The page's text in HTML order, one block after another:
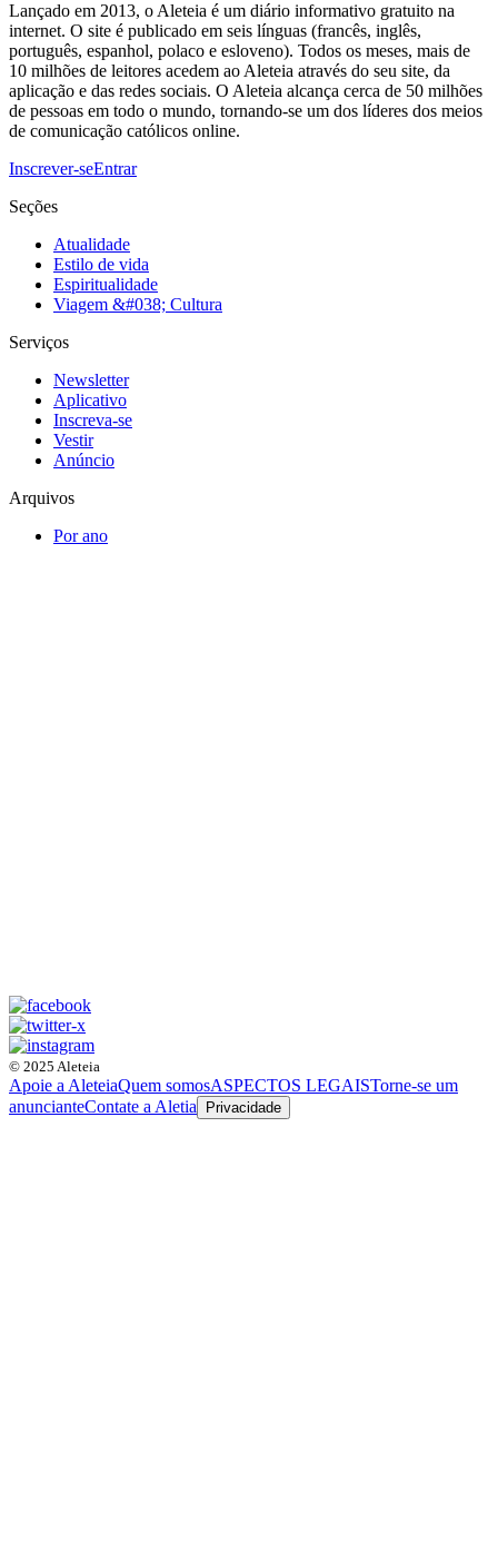
Lançado em 2013, o Aleteia é um diário informativo gratuito na
internet. O site é publicado em seis línguas (francês, inglês,
português, espanhol, polaco e esloveno). Todos os meses, mais de
10 milhões de leitores acedem ao Aleteia através do seu site, da
aplicação e das redes sociais. O Aleteia alcança cerca de 50 milhões
de pessoas em todo o mundo, tornando-se um dos líderes dos meios
de comunicação católicos online.
Inscrever-seEntrar
Seções
Atualidade
Estilo de vida
Espiritualidade
Viagem &#038; Cultura
Serviços
Newsletter
Aplicativo
Inscreva-se
Vestir
Anúncio
Arquivos
Por ano
© 2025 Aleteia
Apoie a AleteiaQuem somosASPECTOS LEGAISTorne-se um
anuncianteContate a Aletia Privacidade